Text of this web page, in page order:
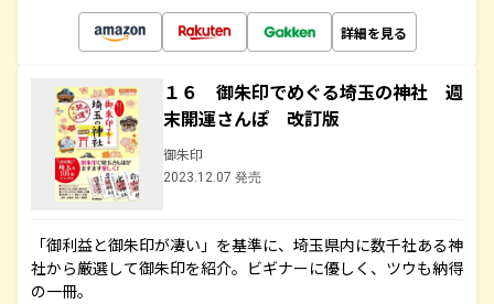
詳細を見る
１６ 御朱印でめぐる埼玉の神社 週
末開運さんぽ 改訂版
御朱印
2023.12.07 発売
「御利益と御朱印が凄い」を基準に、埼玉県内に数千社ある神
社から厳選して御朱印を紹介。ビギナーに優しく、ツウも納得
の一冊。